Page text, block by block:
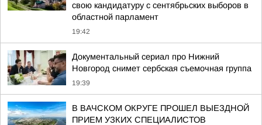
свою кандидатуру с сентябрьских выборов в
областной парламент
19:42
Документальный сериал про Нижний
Новгород снимет сербская съемочная группа
19:39
В ВАЧСКОМ ОКРУГЕ ПРОШЕЛ ВЫЕЗДНОЙ
ПРИЕМ УЗКИХ СПЕЦИАЛИСТОВ